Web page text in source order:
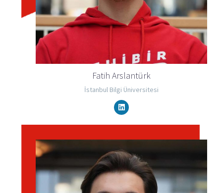
Fatih Arslantürk
İstanbul Bilgi Üniversitesi